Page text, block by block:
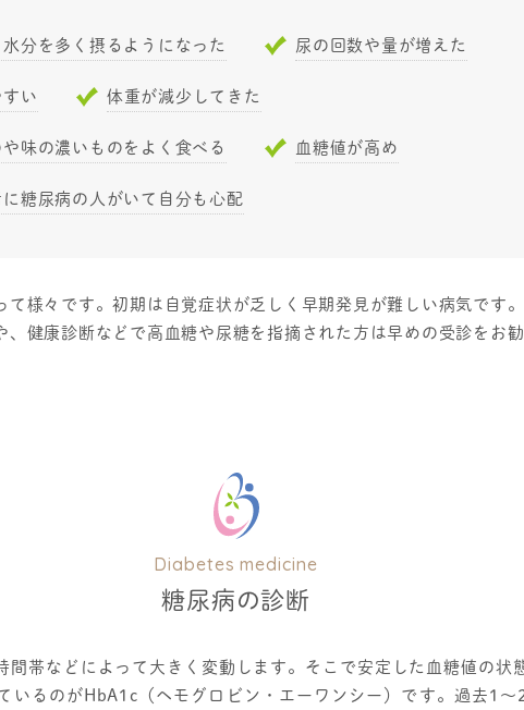
分を多く摂るようになった 尿の回数や量が増えた
い 体重が減少してきた
味の濃いものをよく食べる 血糖値が高め
糖尿病の人がいて自分も心配
て様々です。初期は自覚症状が乏しく早期発見が難しい病気です。
、健康診断などで高血糖や尿糖を指摘された方は早めの受診をお勧
Diabetes medicine
糖尿病の診断
間帯などによって大きく変動します。そこで安定した血糖値の状
いるのがHbA1c（ヘモグロビン・エーワンシー）です。過去1～